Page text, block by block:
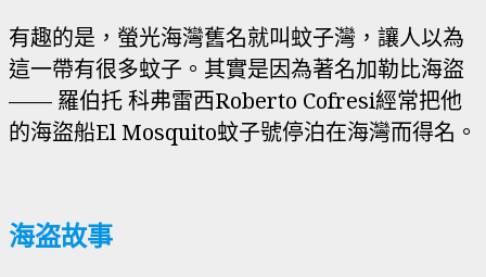
有趣的是，螢光海灣舊名就叫蚊子灣，讓人以為
這一帶有很多蚊子。其實是因為著名加勒比海盜
—— 羅伯托 科弗雷西Roberto Cofresi經常把他
的海盜船El Mosquito蚊子號停泊在海灣而得名。
海盗故事